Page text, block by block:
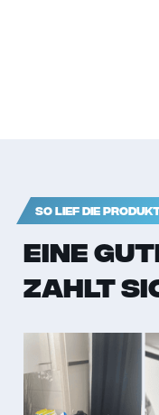
SO LIEF DIE
Eine
zahlt